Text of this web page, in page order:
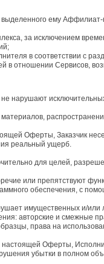
выделенного ему
за исключением
в соответствии с
отношении Сервисов,
не нарушают
Оферты, Заказчик
реальный ущерб.
для целей,
или препятствуют
обеспечения, с
имущественных и/
авторские и смежные
права на
Оферты,
убытки в полном